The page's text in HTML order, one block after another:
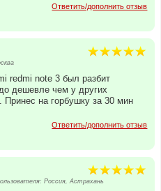
Ответить/дополнить отзыв
redmi note 3 был разбит
дешевле чем у других
Принес на горбушку за 30 мин
Ответить/дополнить отзыв
Россия, Астрахань